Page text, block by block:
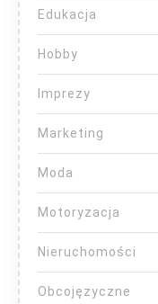
Edukacja
Hobby
Imprezy
Marketing
Moda
Motoryzacja
Nieruchomości
Obcojęzyczne